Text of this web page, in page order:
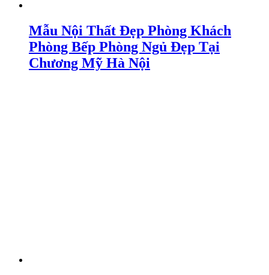
Mẫu Nội Thất Đẹp Phòng Khách
Phòng Bếp Phòng Ngủ Đẹp Tại
Chương Mỹ Hà Nội